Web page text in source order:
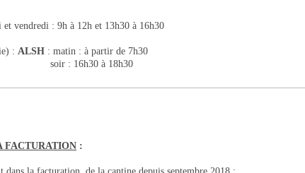
vendredi : 9h à 12h et 13h30 à 16h30
: ALSH : matin : à partir de 7h30
à 18h30
FACTURATION :